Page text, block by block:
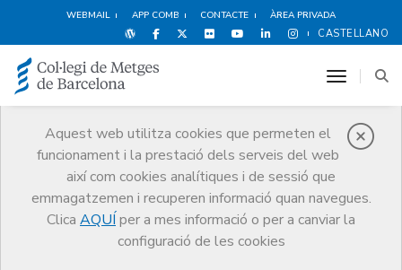
WEBMAIL APP COMB CONTACTE ÀREA PRIVADA
CASTELLANO
Aquest web utilitza cookies que permeten el
funcionament i la prestació dels serveis del web
així com cookies analítiques i de sessió que
emmagatzemen i recuperen informació quan navegues.
Clica AQUÍ per a mes informació o per a canviar la
configuració de les cookies
toggle
Premis
Premis Premis Edició 2025